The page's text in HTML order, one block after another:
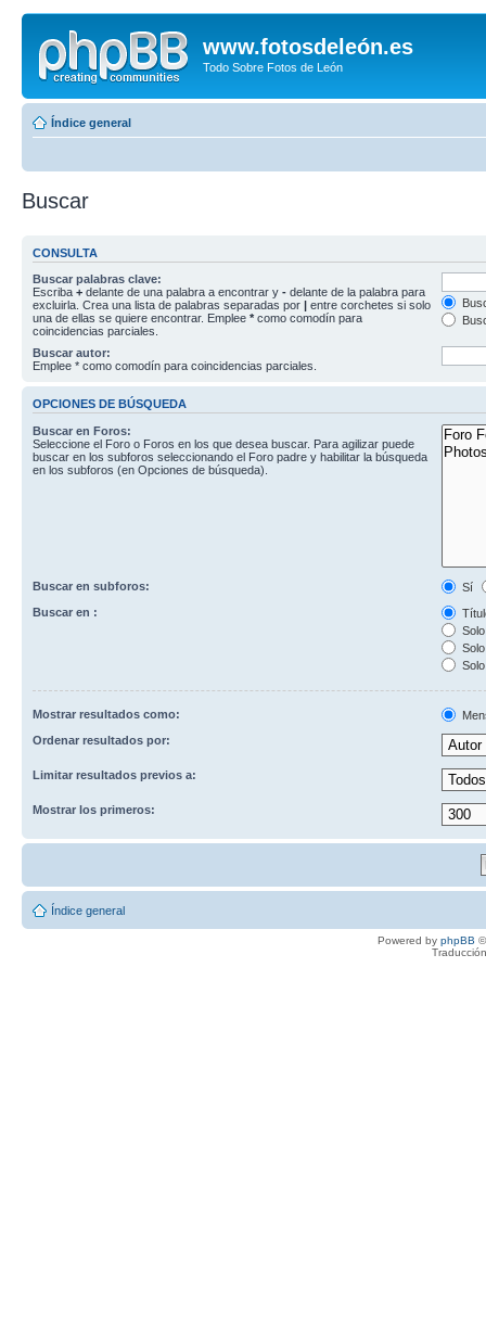
www.fotosdeleón.es
Todo Sobre Fotos de León
Índice general
Buscar
CONSULTA
Buscar palabras clave:
Escriba + delante de una palabra a encontrar y - delante de la palabra para
excluirla. Crea una lista de palabras separadas por | entre corchetes si solo
una de ellas se quiere encontrar. Emplee * como comodín para
coincidencias parciales.
Buscar autor:
Emplee * como comodín para coincidencias parciales.
OPCIONES DE BÚSQUEDA
Buscar en Foros:
Seleccione el Foro o Foros en los que desea buscar. Para agilizar puede
buscar en los subforos seleccionando el Foro padre y habilitar la búsqueda
en los subforos (en Opciones de búsqueda).
Buscar en subforos:
Sí
Buscar en :
Mostrar resultados como:
Ordenar resultados por:
Limitar resultados previos a:
Mostrar los primeros:
Índice general
Powered by phpBB